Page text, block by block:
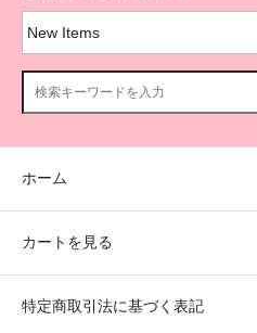
ホーム
カートを見る
特定商取引法に基づく表記